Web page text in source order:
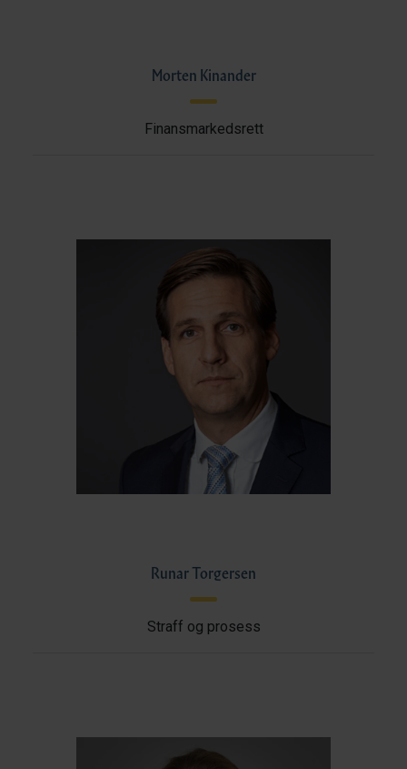
Morten Kinander
Finansmarkedsrett
Runar Torgersen
Straff og prosess